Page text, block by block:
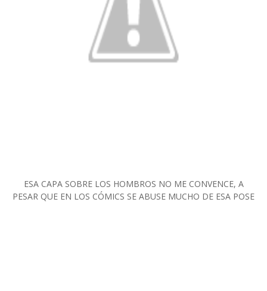
ESA CAPA SOBRE LOS HOMBROS NO ME CONVENCE, A
PESAR QUE EN LOS CÓMICS SE ABUSE MUCHO DE ESA POSE